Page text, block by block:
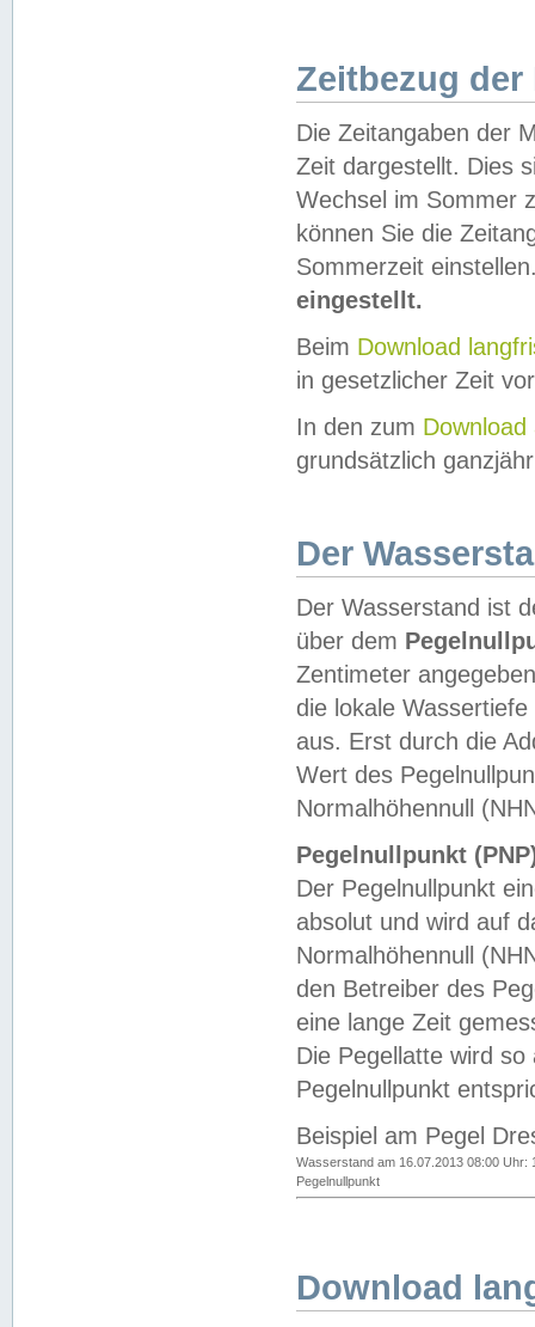
Zeitbezug der
Die Zeitangaben der
Zeit dargestellt. Dies
Wechsel im Sommer
können Sie die
Sommerzeit
eingestellt.
Beim Download
in gesetzlicher Zeit
In den zum Download
grundsätzlich
Der
Der Wasserstand ist
über dem
Zentimeter
die lokale
aus. Erst durch die
Wert des
Normalhöhennull
Pegelnullpunkt
Der Pegelnullpunkt
absolut und wird auf
Normalhöhennull
den Betreiber des
eine lange Zeit
Die Pegellatte wird
Pegelnullpunkt
Beispiel am Pegel
Wasserstand am 16.07.2013 08:00 Uhr:
Pegelnullpunkt
Download